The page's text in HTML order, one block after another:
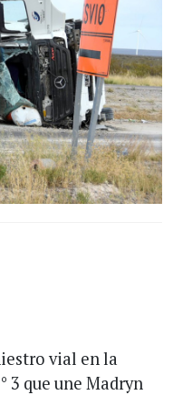
vial en la
3 que une Madryn